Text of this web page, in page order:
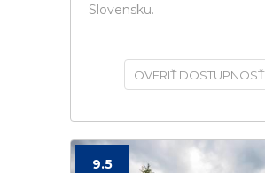
Slovensku.
OVERIŤ DOSTUPNOSŤ
9.5